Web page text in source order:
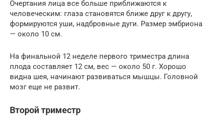
Очертания лица все больше приближаются к
человеческим: глаза становятся ближе друг к другу,
формируются уши, надбровные дуги. Размер эмбриона
— около 10 см.
На финальной 12 неделе первого триместра длина
плода составляет 12 см, вес — около 50 г. Хорошо
видна шея, начинают развиваться мышцы. Головной
мозг еще не развит.
Второй триместр